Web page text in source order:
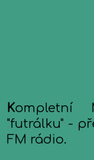
Kompletní
"futrálku" -
FM rádio.